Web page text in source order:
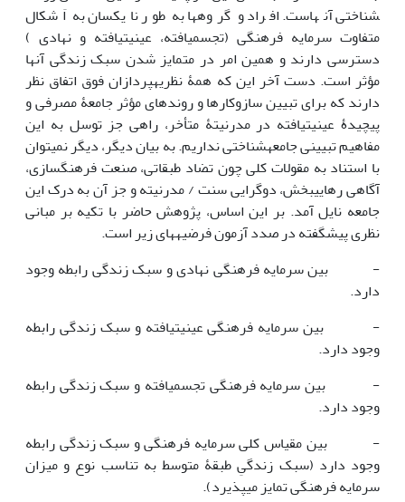
شناختی آن‏هاست. افراد و گروه­ها به طور نایکسان به اَشکال
متفاوت سرمایه فرهنگی (تجسم­یافته، عینیت­یافته و نهادی )
دسترسی دارند و همین امر در متمایز شدن سبک زندگی آن‏ها
مؤثر است. دست آخر این که همۀ نظریه­پردازان فوق اتفاق نظر
دارند که برای تبیین سازوکارها و روندهای مؤثر جامعۀ مصرفی و
پیچیدۀ عینیت­یافته در مدرنیتۀ متأخر، راهی جز توسل به این
مفاهیم تبیینی جامعه­شناختی نداریم. به بیان دیگر، دیگر نمی­توان
با استناد به مقولات کلی چون تضاد طبقاتی، صنعت فرهنگ­سازی،
آگاهی رهایی­بخش، دوگرایی سنت / مدرنیته و جز آن به درک این
جامعه نایل آمد. بر این اساس، پژوهش حاضر با تکیه بر مبانی
نظری پیش­گفته در صدد آزمون فرضیه­های زیر است.
- بین سرمایه فرهنگی نهادی و سبک زندگی رابطه وجود
دارد.
- بین سرمایه فرهنگی عینیت­یافته و سبک زندگی رابطه
وجود دارد.
- بین سرمایه فرهنگی تجسم­یافته و سبک زندگی رابطه
وجود دارد.
- بین مقیاس کلی سرمایه فرهنگی و سبک زندگی رابطه
وجود دارد (سبک زندگیِ طبقۀ متوسط به تناسب نوع و میزان
سرمایه فرهنگی تمایز می­پذیرد).